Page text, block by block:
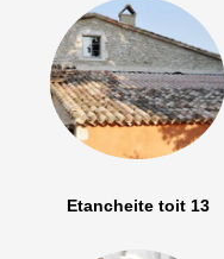
Etancheite toit 13